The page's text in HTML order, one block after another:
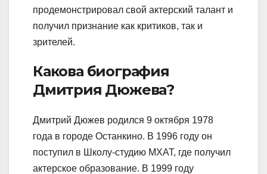
продемонстрировал свой актерский талант и
получил признание как критиков, так и
зрителей.
Какова биография
Дмитрия Дюжева?
Дмитрий Дюжев родился 9 октября 1978
года в городе Останкино. В 1996 году он
поступил в Школу-студию МХАТ, где получил
актерское образование. В 1999 году